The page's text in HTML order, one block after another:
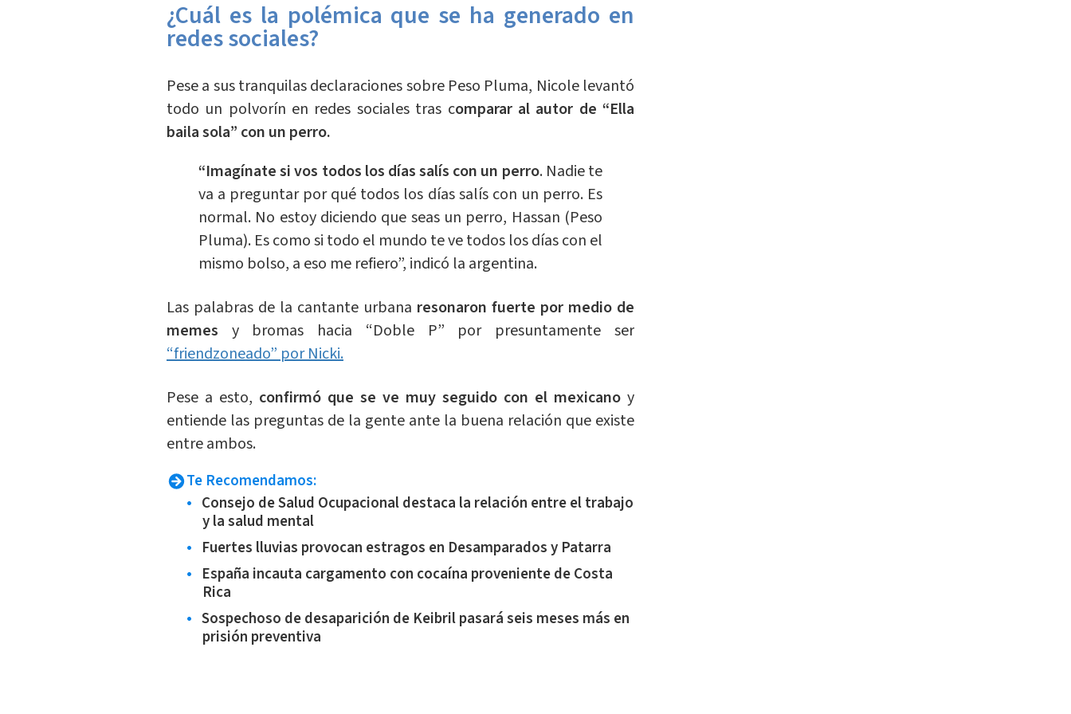
¿Cuál es la polémica que se ha generado en
redes sociales?
Pese a sus tranquilas declaraciones sobre Peso Pluma, Nicole levantó
todo un polvorín en redes sociales tras comparar al autor de “Ella
baila sola” con un perro.
“Imagínate si vos todos los días salís con un perro. Nadie te
va a preguntar por qué todos los días salís con un perro. Es
normal. No estoy diciendo que seas un perro, Hassan (Peso
Pluma). Es como si todo el mundo te ve todos los días con el
mismo bolso, a eso me refiero”, indicó la argentina.
Las palabras de la cantante urbana resonaron fuerte por medio de
memes y bromas hacia “Doble P” por presuntamente ser
“friendzoneado” por Nicki.
Pese a esto, confirmó que se ve muy seguido con el mexicanoy
entiende las preguntas de la gente ante la buena relación que existe
entre ambos.
Te Recomendamos:
Consejo de Salud Ocupacional destaca la relación entre el trabajo
y la salud mental
Fuertes lluvias provocan estragos en Desamparados y Patarra
España incauta cargamento con cocaína proveniente de Costa
Rica
Sospechoso de desaparición de Keibril pasará seis meses más en
prisión preventiva